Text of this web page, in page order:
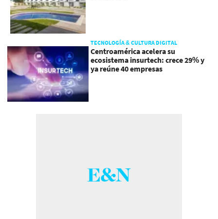
TECNOLOGÍA & CULTURA DIGITAL
Centroamérica acelera su
ecosistema insurtech: crece 29% y
ya reúne 40 empresas